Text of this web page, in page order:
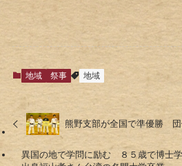
地域 祭事 地域
熊野支部が全国で準優勝
異国の地で学問に励む ８５歳で博士